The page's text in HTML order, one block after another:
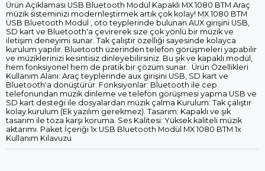
Ürün Açıklaması USB Bluetooth Modül Kapaklı MX 1080 BTM Araç
müzik sisteminizi modernleştirmek artık çok kolay! MX 1080 BTM
USB Bluetooth Modül , oto teyplerinde bulunan AUX girişini USB,
SD kart ve Bluetooth'a çevirerek size çok yönlü bir müzik ve
iletişim deneyimi sunar. Tak çalıştır özelliği sayesinde kolayca
kurulum yapılır. Bluetooth üzerinden telefon görüşmeleri yapabilir
ve müziklerinizi kesintisiz dinleyebilirsiniz. Bu şık ve kapaklı modül,
hem fonksiyonel hem de pratik bir çözüm sunar. Ürün Özellikleri
Kullanım Alanı: Araç teyplerinde aux girişini USB, SD kart ve
Bluetooth'a dönüştürür. Fonksiyonlar: Bluetooth ile cep
telefonundan müzik dinleme ve telefon görüşmesi yapma USB ve
SD kart desteği ile dosyalardan müzik çalma Kurulum: Tak çalıştır
kolay kurulum (Ek yazılım gerekmez). Tasarım: Kapaklı ve şık
tasarım ile toza karşı koruma. Ses Kalitesi: Yüksek kaliteli müzik
aktarımı. Paket İçeriği 1x USB Bluetooth Modül MX 1080 BTM 1x
Kullanım Kılavuzu